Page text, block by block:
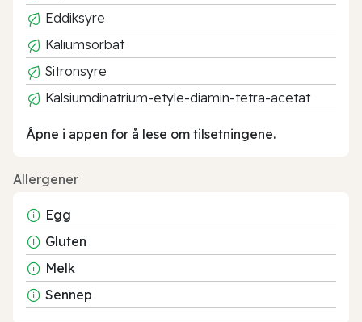
Eddiksyre
Kaliumsorbat
Sitronsyre
Kalsiumdinatrium-etyle-diamin-tetra-acetat
Åpne i appen for å lese om tilsetningene.
Allergener
Egg
Gluten
Melk
Sennep